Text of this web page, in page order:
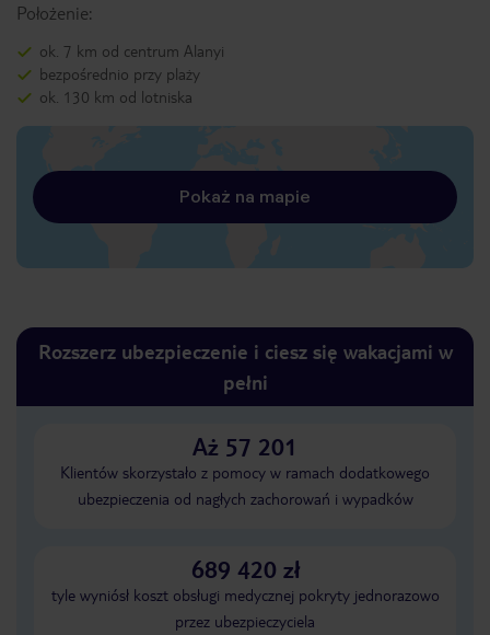
Położenie:
ok. 7 km od centrum Alanyi
bezpośrednio przy plaży
ok. 130 km od lotniska
Pokaż na mapie
Rozszerz ubezpieczenie i ciesz się wakacjami w
pełni
Aż 57 201
Klientów skorzystało z pomocy w ramach dodatkowego
ubezpieczenia od nagłych zachorowań i wypadków
689 420 zł
tyle wyniósł koszt obsługi medycznej pokryty jednorazowo
przez ubezpieczyciela